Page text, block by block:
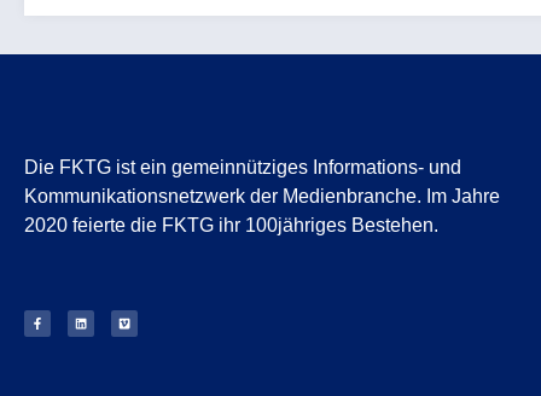
Die FKTG ist ein gemeinnütziges Informations- und
Kommunikationsnetzwerk der Medienbranche. Im Jahre
2020 feierte die FKTG ihr 100jähriges Bestehen.